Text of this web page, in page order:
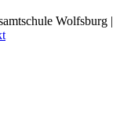
Wolfsburg |